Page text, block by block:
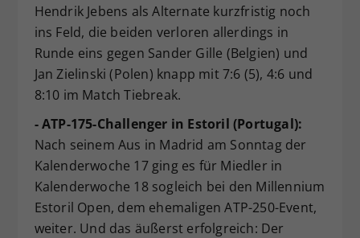
Hendrik Jebens als Alternate kurzfristig noch
ins Feld, die beiden verloren allerdings in
Runde eins gegen Sander Gille (Belgien) und
Jan Zielinski (Polen) knapp mit 7:6 (5), 4:6 und
8:10 im Match Tiebreak.
- ATP-175-Challenger in Estoril (Portugal):
Nach seinem Aus in Madrid am Sonntag der
Kalenderwoche 17 ging es für Miedler in
Kalenderwoche 18 sogleich bei den Millennium
Estoril Open, dem ehemaligen ATP-250-Event,
weiter. Und das äußerst erfolgreich: Der